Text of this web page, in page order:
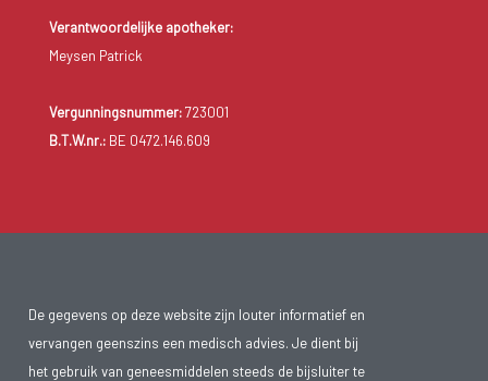
Verantwoordelijke apotheker:
Meysen Patrick
Vergunningsnummer:723001
B.T.W.nr.:BE 0472.146.609
De gegevens op deze website zijn louter informatief en
vervangen geenszins een medisch advies. Je dient bij
het gebruik van geneesmiddelen steeds de bijsluiter te